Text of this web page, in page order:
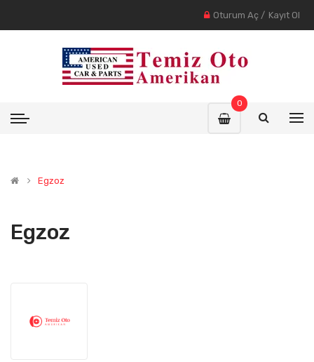
Oturum Aç / Kayıt Ol
0
Egzoz
Egzoz